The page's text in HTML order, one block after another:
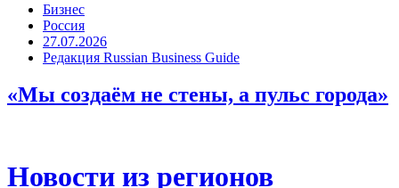
Бизнес
Россия
27.07.2026
Редакция Russian Business Guide
«Мы создаём не стены, а пульс города»
Новости из регионов